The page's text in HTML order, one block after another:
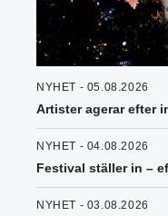
NYHET - 05.08.2026
Artister agerar efter
NYHET - 04.08.2026
Festival ställer in –
NYHET - 03.08.2026